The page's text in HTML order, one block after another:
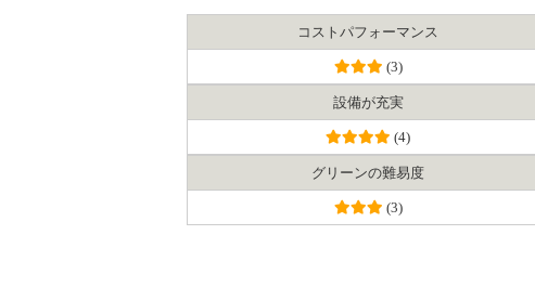
コスト パフォーマンス
(3)
設備が充実
(4)
グリーンの難易度
(3)